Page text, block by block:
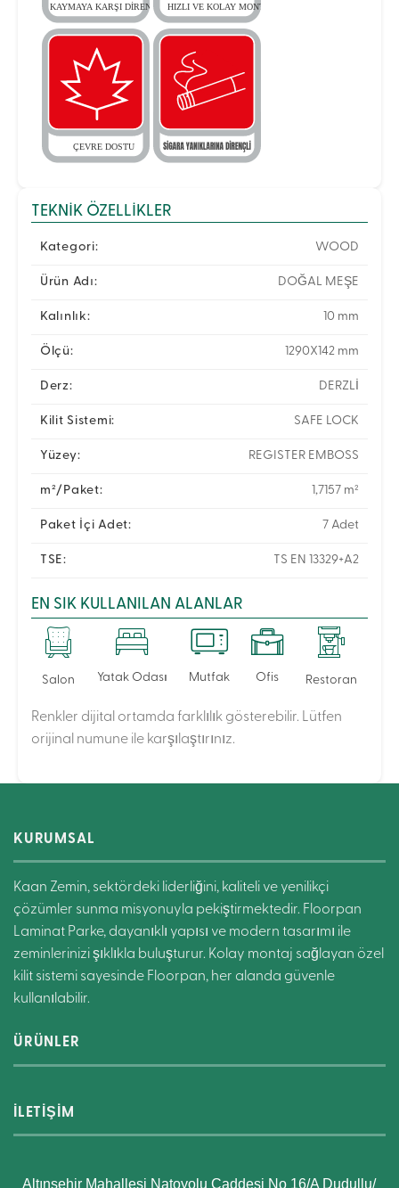
TEKNIK ÖZELLIKLER
Kategori: WOOD
Ürün Adı: DOĞAL MEŞE
Kalınlık: 10 mm
Ölçü: 1290X142 mm
Derz: DERZLİ
Kilit Sistemi: SAFE LOCK
Yüzey: REGISTER EMBOSS
m²/Paket: 1,7157 m²
Paket İçi Adet: 7 Adet
TSE: TS EN 13329+A2
EN SIK KULLANILAN ALANLAR
Salon Yatak Odası Mutfak Ofis Restoran
Renkler dijital ortamda farklılık gösterebilir. Lütfen
orijinal numune ile karşılaştırınız.
KURUMSAL
Kaan Zemin, sektördeki liderliğini, kaliteli ve yenilikçi
çözümler sunma misyonuyla pekiştirmektedir. Floorpan
Laminat Parke, dayanıklı yapısı ve modern tasarımı ile
zeminlerinizi şıklıkla buluşturur. Kolay montaj sağlayan özel
kilit sistemi sayesinde Floorpan, her alanda güvenle
kullanılabilir.
ÜRÜNLER
İLETİŞİM
Altınşehir Mahallesi Natoyolu Caddesi No 16/A Dudullu/